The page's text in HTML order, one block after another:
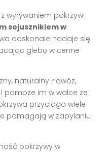
wyrywaniem pokrzyw!
sojusznikiem w
doskonale nadaje się
glebę w cenne
naturalny nawóz,
pomoże im w walce ze
przyciąga wiele
pomagają w zapylaniu
pokrzywy w